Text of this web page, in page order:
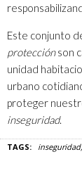
Este conjunto
protecciónson
unidad
urbano
proteger
inseguridad.
TAGS: inseguridad